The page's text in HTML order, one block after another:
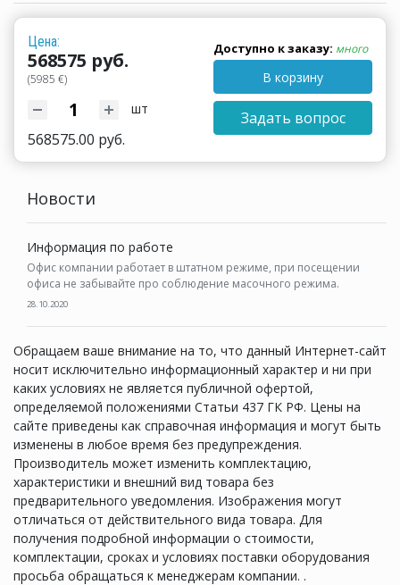
Цена:
568575 руб.
(5985 €)
шт
568575.00 руб.
Доступно к заказу: много
В корзину
Задать вопрос
Новости
Информация по работе
Офис компании работает в штатном режиме, при посещении
офиса не забывайте про соблюдение масочного режима.
28.10.2020
Обращаем ваше внимание на то, что данный Интернет-сайт
носит исключительно информационный характер и ни при
каких условиях не является публичной офертой,
определяемой положениями Статьи 437 ГК РФ. Цены на
сайте приведены как справочная информация и могут быть
изменены в любое время без предупреждения.
Производитель может изменить комплектацию,
характеристики и внешний вид товара без
предварительного уведомления. Изображения могут
отличаться от действительного вида товара. Для
получения подробной информации о стоимости,
комплектации, сроках и условиях поставки оборудования
просьба обращаться к менеджерам компании. .